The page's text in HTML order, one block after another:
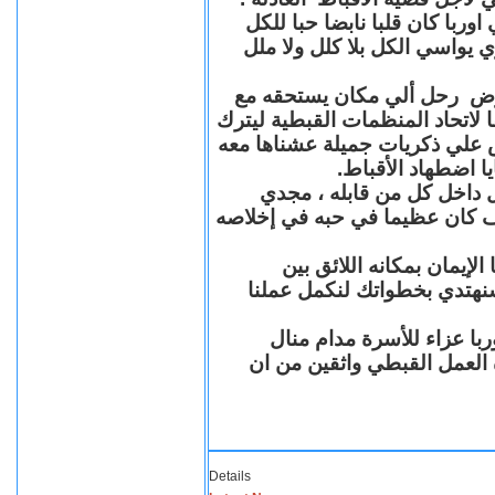
كان قلبا نابضا حبا للكل
يواسي الكل بلا كلل ولا ملل
رحل ألي مكان يستحقه مع
المنظمات القبطية ليترك
علي ذكريات جميلة عشناها معه
اضطهاد الأقباط.
داخل كل من قابله ، مجدي
عظيما في حبه في إخلاصه
بمكانه اللائق بين
بخطواتك لنكمل عملنا
عزاء للأسرة مدام منال
العمل القبطي واثقين من ان
Details